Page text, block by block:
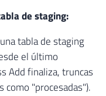
de staging:
tabla de staging
el último
Add finaliza, truncas
como "procesadas").